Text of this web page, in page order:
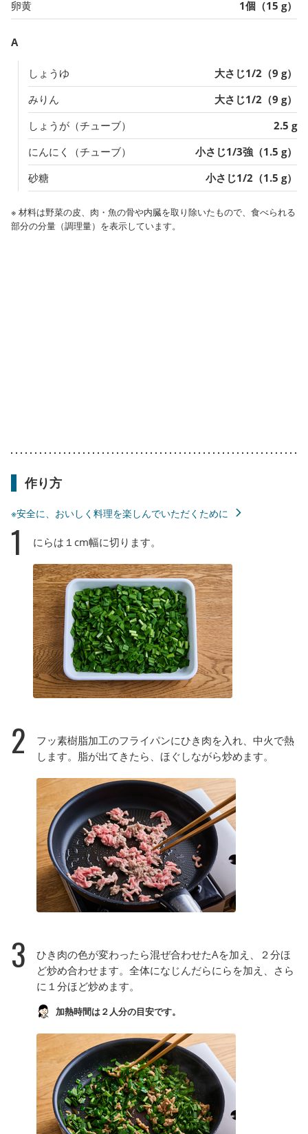
卵黄 1個（15 g）
A
しょうゆ
大さじ1/2（9 g）
みりん
大さじ1/2（9 g）
しょうが（チューブ）
2.5 g
にんにく（チューブ）
小さじ1/3強（1.5 g）
砂糖
小さじ1/2（1.5 g）
※ 材料は野菜の皮、肉・魚の骨や内臓を取り除いたもので、食べられる
部分の分量（調理量）を表示しています。
作り方
※安全に、おいしく料理を楽しんでいただくために
1 にらは１cm幅に切ります。
2
フッ素樹脂加工のフライパンにひき肉を入れ、中火で熱
します。脂が出てきたら、ほぐしながら炒めます。
3
ひき肉の色が変わったら混ぜ合わせたAを加え、２分ほ
ど炒め合わせます。全体になじんだらにらを加え、さら
に１分ほど炒めます。
加熱時間は２人分の目安です。